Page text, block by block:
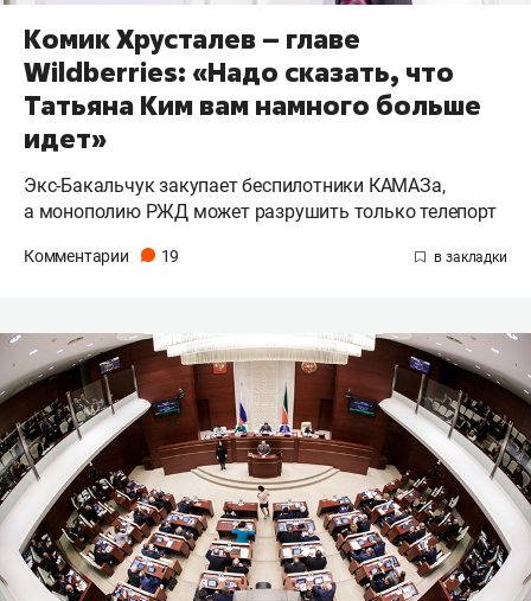
Комик Хрусталев – главе
Wildberries: «Надо сказать, что
Татьяна Ким вам намного больше
идет»
Экс-Бакальчук закупает беспилотники КАМАЗа,
а монополию РЖД может разрушить только телепорт
Комментарии 19